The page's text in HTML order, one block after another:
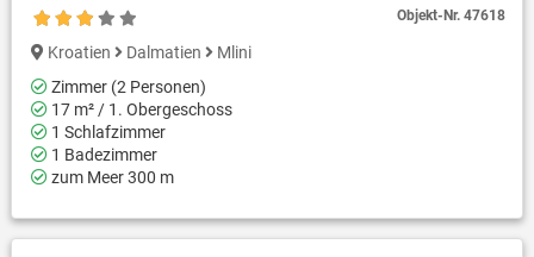
Objekt-Nr.47618
Kroatien Dalmatien
Mlini
Zimmer (2 Personen)
17 m² / 1. Obergeschoss
1 Schlafzimmer
1 Badezimmer
zum Meer 300 m